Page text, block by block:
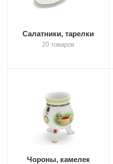
Салатники, тарелки
20 товаров
Чороны, камелек